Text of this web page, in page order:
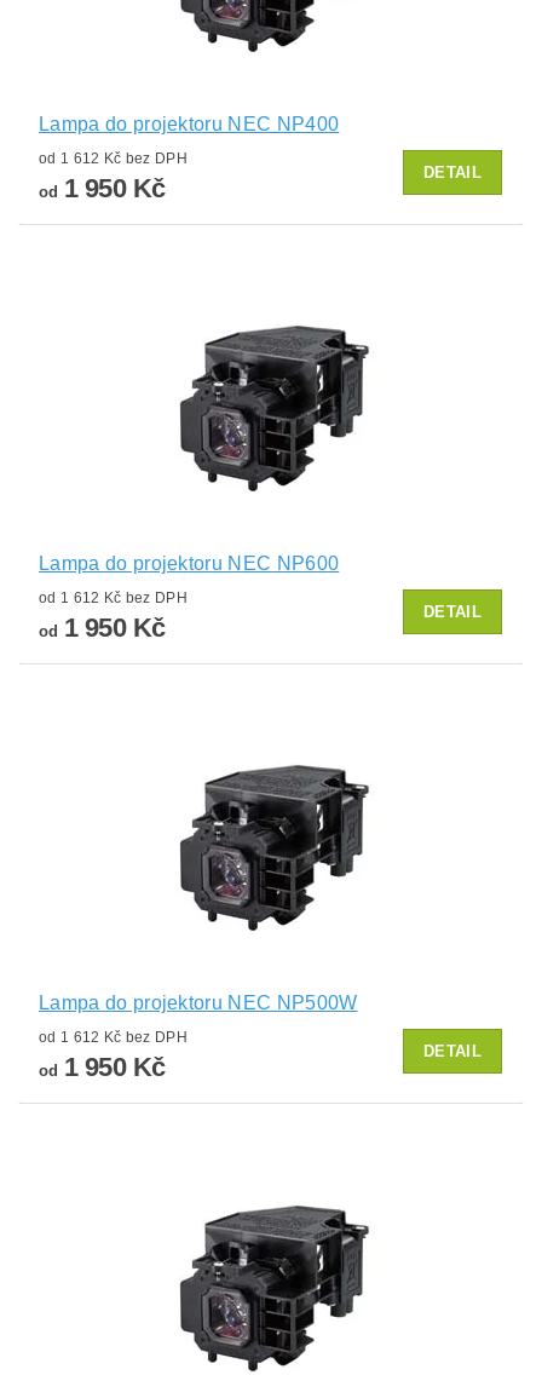
Lampa do projektoru NEC NP400
od 1 612 Kč bez DPH
od 1 950 Kč
DETAIL
Lampa do projektoru NEC NP600
od 1 612 Kč bez DPH
od 1 950 Kč
DETAIL
Lampa do projektoru NEC NP500W
od 1 612 Kč bez DPH
od 1 950 Kč
DETAIL